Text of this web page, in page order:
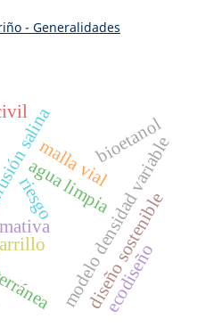
riesgomodelo densidad variable
salina
agua limpia
malla vial
diseño sostenible
bioetanol
ecodiseño